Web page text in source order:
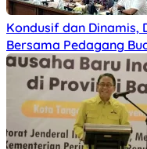
Kondusif dan Dinamis,
Bersama Pedagang